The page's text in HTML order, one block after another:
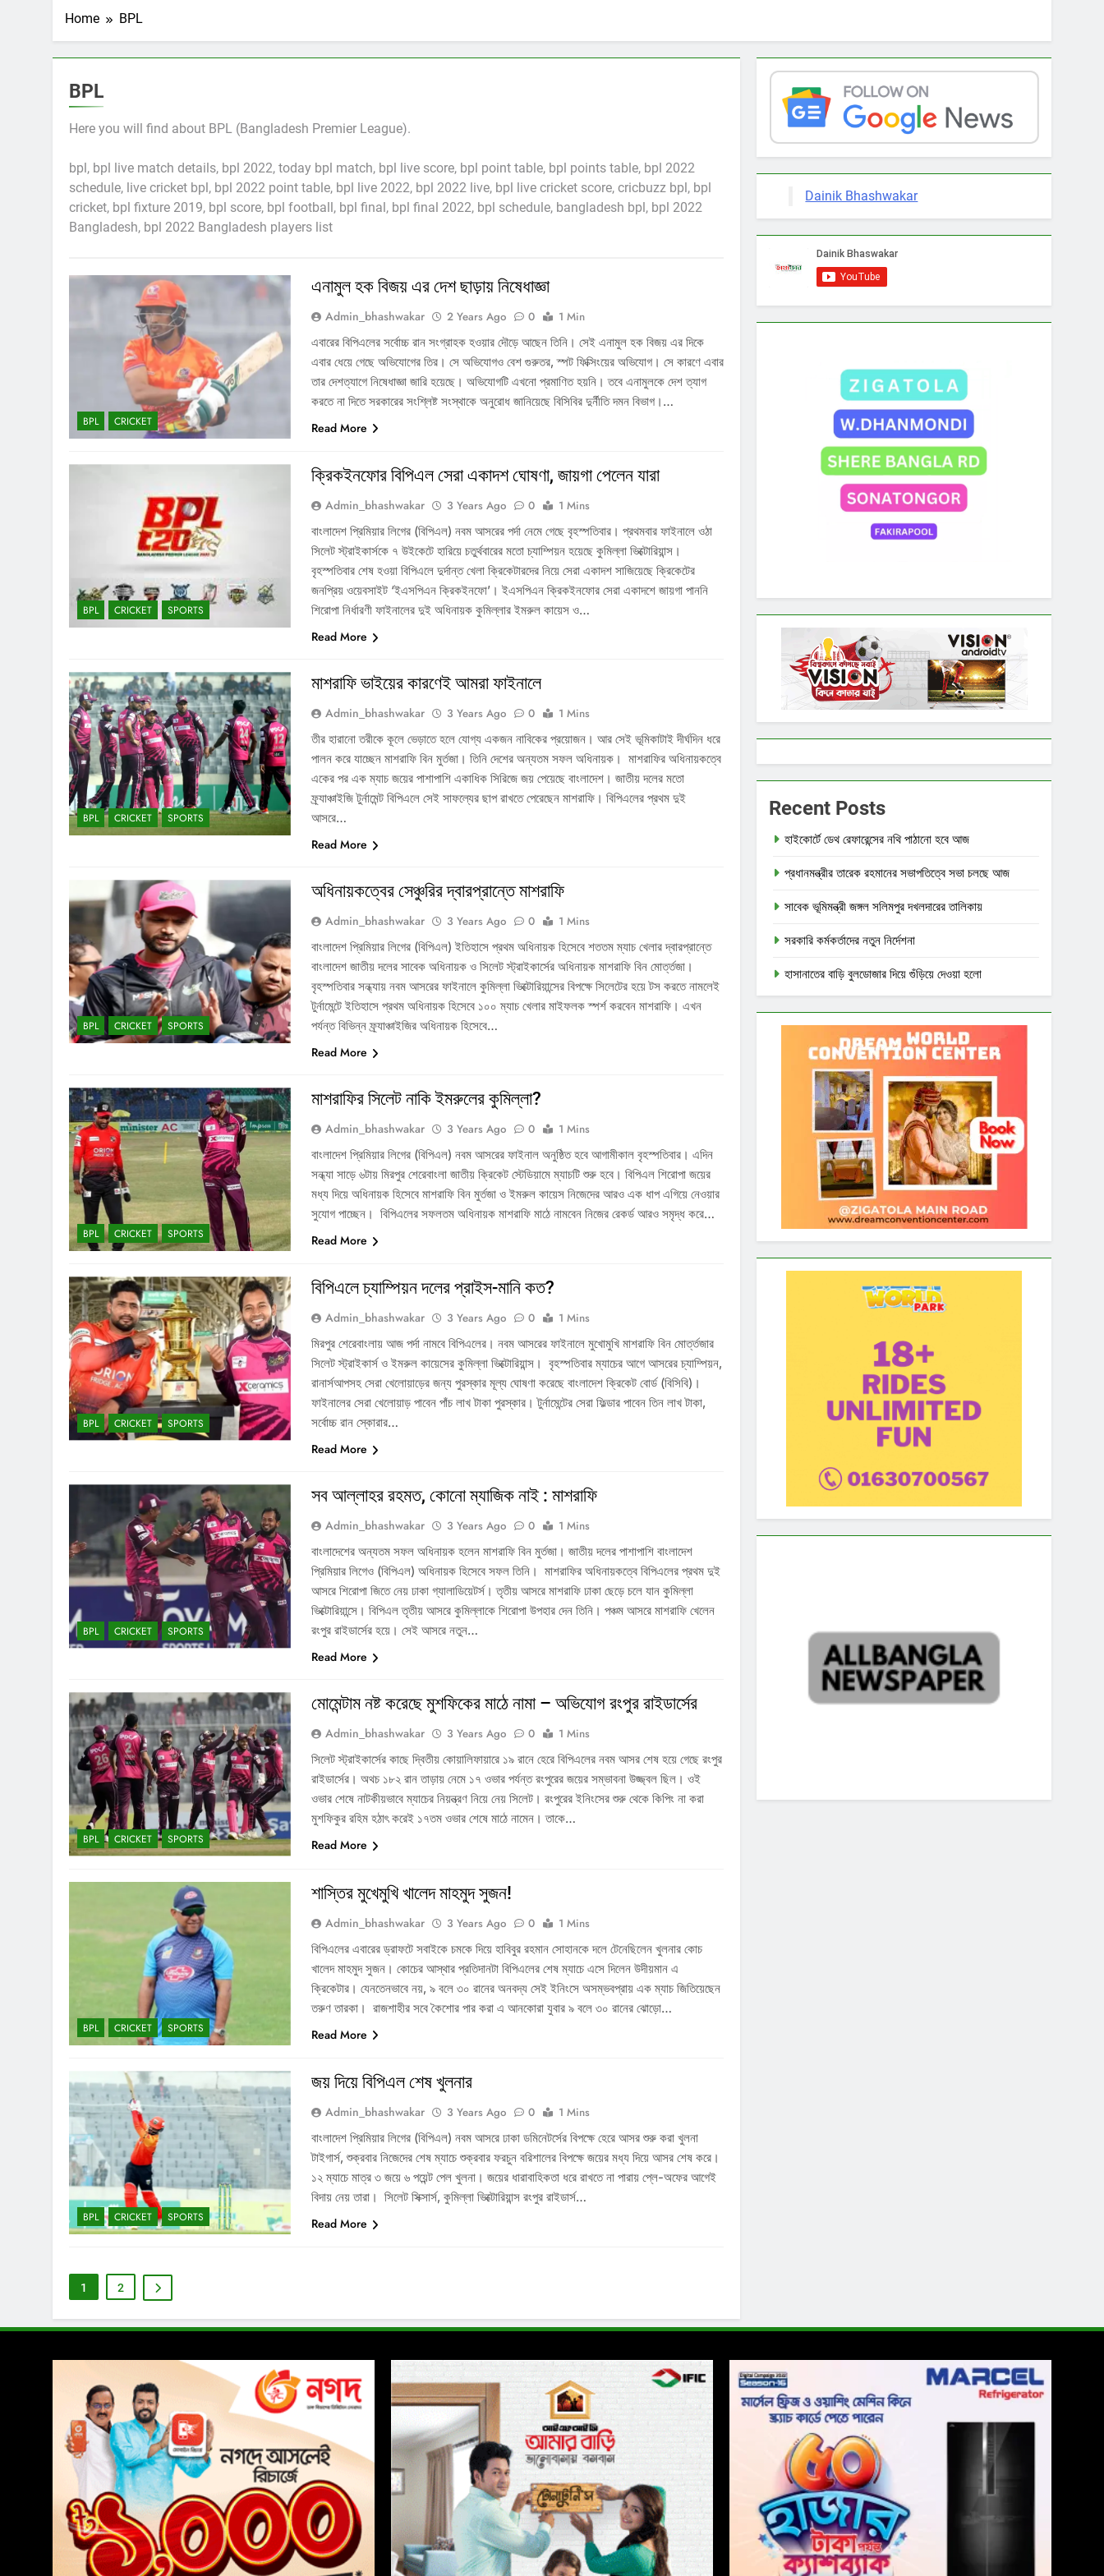
Home BPL
BPL
Here you will find about BPL (Bangladesh Premier League).
bpl, bpl live match details, bpl 2022, today bpl match, bpl live score, bpl point table, bpl points table, bpl 2022
schedule, live cricket bpl, bpl 2022 point table, bpl live 2022, bpl 2022 live, bpl live cricket score, cricbuzz bpl, bpl
cricket, bpl fixture 2019, bpl score, bpl football, bpl final, bpl final 2022, bpl schedule, bangladesh bpl, bpl 2022
Bangladesh, bpl 2022 Bangladesh players list
BPL CRICKET
এনামুল হক বিজয় এর দেশ ছাড়ায় নিষেধাজ্ঞা
Admin_bhashwakar 2 Years Ago 0
1 Min
এবারের বিপিএলের সর্বোচ্চ রান সংগ্রাহক হওয়ার দৌড়ে আছেন তিনি। সেই এনামুল হক বিজয় এর দিকে
এবার ধেয়ে গেছে অভিযোগের তির। সে অভিযোগও বেশ গুরুতর, স্পট ফিক্সিংয়ের অভিযোগ। সে কারণে এবার
তার দেশত্যাগে নিষেধাজ্ঞা জারি হয়েছে। অভিযোগটি এখনো প্রমাণিত হয়নি। তবে এনামুলকে দেশ ত্যাগ
করতে না দিতে সরকারের সংশ্লিষ্ট সংস্থাকে অনুরোধ জানিয়েছে বিসিবির দুর্নীতি দমন বিভাগ।…
Read More
BPL CRICKET SPORTS
ক্রিকইনফোর বিপিএল সেরা একাদশ ঘোষণা, জায়গা পেলেন যারা
Admin_bhashwakar 3 Years Ago 0
1 Mins
বাংলাদেশ প্রিমিয়ার লিগের (বিপিএল) নবম আসরের পর্দা নেমে গেছে বৃহস্পতিবার। প্রথমবার ফাইনালে ওঠা
সিলেট স্ট্রাইকার্সকে ৭ উইকেটে হারিয়ে চতুর্থবারের মতো চ্যাম্পিয়ন হয়েছে কুমিল্লা ভিক্টোরিয়ান্স।
বৃহস্পতিবার শেষ হওয়া বিপিএলে দুর্দান্ত খেলা ক্রিকেটারদের নিয়ে সেরা একাদশ সাজিয়েছে ক্রিকেটের
জনপ্রিয় ওয়েবসাইট ‘ইএসপিএন ক্রিকইনফো’। ইএসপিএন ক্রিকইনফোর সেরা একাদশে জায়গা পাননি
শিরোপা নির্ধারণী ফাইনালের দুই অধিনায়ক কুমিল্লার ইমরুল কায়েস ও…
Read More
BPL CRICKET SPORTS
মাশরাফি ভাইয়ের কারণেই আমরা ফাইনালে
Admin_bhashwakar 3 Years Ago 0
1 Mins
তীর হারানো তরীকে কূলে ভেড়াতে হলে যোগ্য একজন নাবিকের প্রয়োজন। আর সেই ভূমিকাটাই দীর্ঘদিন ধরে
পালন করে যাচ্ছেন মাশরাফি বিন মুর্তজা। তিনি দেশের অন্যতম সফল অধিনায়ক। মাশরাফির অধিনায়কত্বে
একের পর এক ম্যাচ জয়ের পাশাপাশি একাধিক সিরিজে জয় পেয়েছে বাংলাদেশ। জাতীয় দলের মতো
ফ্র্যাঞ্চাইজি টুর্নামেন্ট বিপিএলে সেই সাফল্যের ছাপ রাখতে পেরেছেন মাশরাফি। বিপিএলের প্রথম দুই
আসরে…
Read More
BPL CRICKET SPORTS
অধিনায়কত্বের সেঞ্চুরির দ্বারপ্রান্তে মাশরাফি
Admin_bhashwakar 3 Years Ago 0
1 Mins
বাংলাদেশ প্রিমিয়ার লিগের (বিপিএল) ইতিহাসে প্রথম অধিনায়ক হিসেবে শততম ম্যাচ খেলার দ্বারপ্রান্তে
বাংলাদেশ জাতীয় দলের সাবেক অধিনায়ক ও সিলেট স্ট্রাইকার্সের অধিনায়ক মাশরাফি বিন মোর্ত্তজা।
বৃহস্পতিবার সন্ধ্যায় নবম আসরের ফাইনালে কুমিল্লা ভিক্টোরিয়ান্সের বিপক্ষে সিলেটের হয়ে টস করতে নামলেই
টুর্নামেন্টে ইতিহাসে প্রথম অধিনায়ক হিসেবে ১০০ ম্যাচ খেলার মাইফলক স্পর্শ করবেন মাশরাফি। এখন
পর্যন্ত বিভিন্ন ফ্র্যাঞ্চাইজির অধিনায়ক হিসেবে…
Read More
BPL CRICKET SPORTS
মাশরাফির সিলেট নাকি ইমরুলের কুমিল্লা?
Admin_bhashwakar 3 Years Ago 0
1 Mins
বাংলাদেশ প্রিমিয়ার লিগের (বিপিএল) নবম আসরের ফাইনাল অনুষ্ঠিত হবে আগামীকাল বৃহস্পতিবার। এদিন
সন্ধ্যা সাড়ে ৬টায় মিরপুর শেরেবাংলা জাতীয় ক্রিকেট স্টেডিয়ামে ম্যাচটি শুরু হবে। বিপিএল শিরোপা জয়ের
মধ্য দিয়ে অধিনায়ক হিসেবে মাশরাফি বিন মুর্তজা ও ইমরুল কায়েস নিজেদের আরও এক ধাপ এগিয়ে নেওয়ার
সুযোগ পাচ্ছেন। বিপিএলের সফলতম অধিনায়ক মাশরাফি মাঠে নামবেন নিজের রেকর্ড আরও সমৃদ্ধ করে…
Read More
BPL CRICKET SPORTS
বিপিএলে চ্যাম্পিয়ন দলের প্রাইস-মানি কত?
Admin_bhashwakar 3 Years Ago 0
1 Mins
মিরপুর শেরেবাংলায় আজ পর্দা নামবে বিপিএলের। নবম আসরের ফাইনালে মুখোমুখি মাশরাফি বিন মোর্ত্তজার
সিলেট স্ট্রাইকার্স ও ইমরুল কায়েসের কুমিল্লা ভিক্টোরিয়ান্স। বৃহস্পতিবার ম্যাচের আগে আসরের চ্যাম্পিয়ন,
রানার্সআপসহ সেরা খেলোয়াড়ের জন্য পুরস্কার মূল্য ঘোষণা করেছে বাংলাদেশ ক্রিকেট বোর্ড (বিসিবি)।
ফাইনালের সেরা খেলোয়াড় পাবেন পাঁচ লাখ টাকা পুরস্কার। টুর্নামেন্টের সেরা ফিল্ডার পাবেন তিন লাখ টাকা,
সর্বোচ্চ রান স্কোরার…
Read More
BPL CRICKET SPORTS
সব আল্লাহর রহমত, কোনো ম্যাজিক নাই : মাশরাফি
Admin_bhashwakar 3 Years Ago 0
1 Mins
বাংলাদেশের অন্যতম সফল অধিনায়ক হলেন মাশরাফি বিন মুর্তজা। জাতীয় দলের পাশাপাশি বাংলাদেশ
প্রিমিয়ার লিগেও (বিপিএল) অধিনায়ক হিসেবে সফল তিনি। মাশরাফির অধিনায়কত্বে বিপিএলের প্রথম দুই
আসরে শিরোপা জিতে নেয় ঢাকা গ্যালাডিয়েটর্স। তৃতীয় আসরে মাশরাফি ঢাকা ছেড়ে চলে যান কুমিল্লা
ভিক্টোরিয়ান্সে। বিপিএল তৃতীয় আসরে কুমিল্লাকে শিরোপা উপহার দেন তিনি। পঞ্চম আসরে মাশরাফি খেলেন
রংপুর রাইডার্সের হয়ে। সেই আসরে নতুন…
Read More
BPL CRICKET SPORTS
মোমেন্টাম নষ্ট করেছে মুশফিকের মাঠে নামা – অভিযোগ রংপুর রাইডার্সের
Admin_bhashwakar 3 Years Ago 0
1 Mins
সিলেট স্ট্রাইকার্সের কাছে দ্বিতীয় কোয়ালিফায়ারে ১৯ রানে হেরে বিপিএলের নবম আসর শেষ হয়ে গেছে রংপুর
রাইডার্সের। অথচ ১৮২ রান তাড়ায় নেমে ১৭ ওভার পর্যন্ত রংপুরের জয়ের সম্ভাবনা উজ্জ্বল ছিল। ওই
ওভার শেষে নাটকীয়ভাবে ম্যাচের নিয়ন্ত্রণ নিয়ে নেয় সিলেট। রংপুরের ইনিংসের শুরু থেকে কিপিং না করা
মুশফিকুর রহিম হঠাৎ করেই ১৭তম ওভার শেষে মাঠে নামেন। তাকে…
Read More
BPL CRICKET SPORTS
শাস্তির মুখেমুখি খালেদ মাহমুদ সুজন!
Admin_bhashwakar 3 Years Ago 0
1 Mins
বিপিএলের এবারের ড্রাফটে সবাইকে চমকে দিয়ে হাবিবুর রহমান সোহানকে দলে টেনেছিলেন খুলনার কোচ
খালেদ মাহমুদ সুজন। কোচের আস্থার প্রতিদানটা বিপিএলের শেষ ম্যাচে এসে দিলেন উদীয়মান এ
ক্রিকেটার। যেনতেনভাবে নয়, ৯ বলে ৩০ রানের অনবদ্য সেই ইনিংসে অসম্ভবপ্রায় এক ম্যাচ জিতিয়েছেন
তরুণ তারকা। রাজশাহীর সবে কৈশোর পার করা এ আনকোরা যুবার ৯ বলে ৩০ রানের ঝোড়ো…
Read More
BPL CRICKET SPORTS
জয় দিয়ে বিপিএল শেষ খুলনার
Admin_bhashwakar 3 Years Ago 0
1 Mins
বাংলাদেশ প্রিমিয়ার লিগের (বিপিএল) নবম আসরে ঢাকা ডমিনেটর্সের বিপক্ষে হেরে আসর শুরু করা খুলনা
টাইগার্স, শুক্রবার নিজেদের শেষ ম্যাচে শুক্রবার ফরচুন বরিশালের বিপক্ষে জয়ের মধ্য দিয়ে আসর শেষ করে।
১২ ম্যাচে মাত্র ৩ জয়ে ৬ পয়েন্ট পেল খুলনা। জয়ের ধারাবাহিকতা ধরে রাখতে না পারায় প্লে-অফের আগেই
বিদায় নেয় তারা। সিলেট সিক্সার্স, কুমিল্লা ভিক্টোরিয়ান্স রংপুর রাইডার্স…
Read More
1 2
Dainik Bhashwakar
Recent Posts
হাইকোর্টে ডেথ রেফারেন্সের নথি পাঠানো হবে আজ
প্রধানমন্ত্রীর তারেক রহমানের সভাপতিত্বে সভা চলছে আজ
সাবেক ভূমিমন্ত্রী জঙ্গল সলিমপুর দখলদারের তালিকায়
সরকারি কর্মকর্তাদের নতুন নির্দেশনা
হাসানাতের বাড়ি বুলডোজার দিয়ে গুঁড়িয়ে দেওয়া হলো